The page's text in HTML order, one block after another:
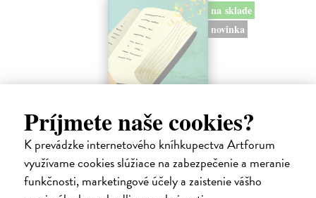
Príjmete naše cookies?
K prevádzke internetového kníhkupectva Artforum
využívame cookies slúžiace na zabezpečenie a meranie
funkčnosti, marketingové účely a zaistenie vášho
na sklade
novinka
Rabín sa rozpráva s Ježišom